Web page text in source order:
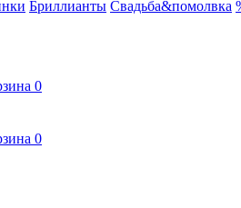
Бриллианты Свадьба&помолвка
0
0